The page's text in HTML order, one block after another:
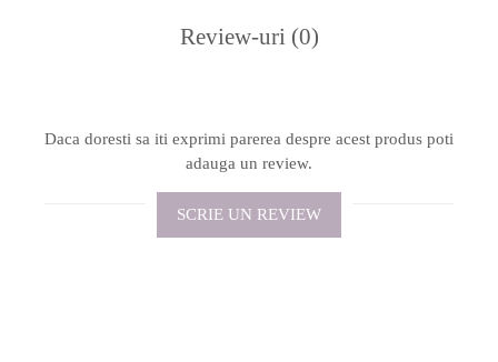
Review-uri (0)
Daca doresti sa iti exprimi parerea despre acest produs poti
adauga un review.
SCRIE UN REVIEW